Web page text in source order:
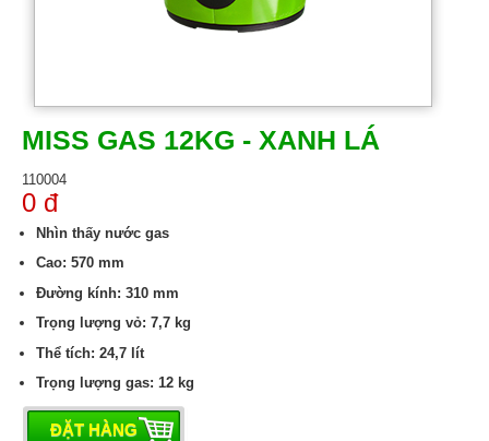
MISS GAS 12KG - XANH LÁ
110004
0 đ
Nhìn thấy nước gas
Cao: 570 mm
Đường kính: 310 mm
Trọng lượng vỏ: 7,7 kg
Thể tích: 24,7 lít
Trọng lượng gas: 12 kg
ĐẶT HÀNG